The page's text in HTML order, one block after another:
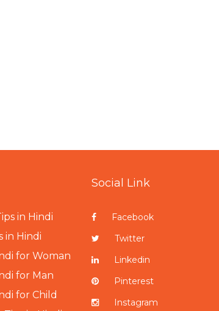
in Hindi
in Hindi
for Woman
for Man
for Child
Social Link
Facebook
Twitter
Linkedin
Pinterest
Instagram